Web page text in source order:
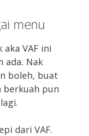
menu
VAF ini
ada. Nak
boleh, buat
berkuah pun
dari VAF.